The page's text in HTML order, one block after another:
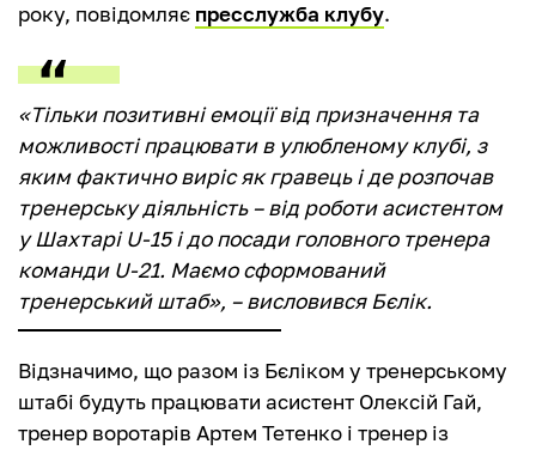
року, повідомляє пресслужба клубу.
«Тільки позитивні емоції від призначення та
можливості працювати в улюбленому клубі, з
яким фактично виріс як гравець і де розпочав
тренерську діяльність – від роботи асистентом
у Шахтарі U-15 і до посади головного тренера
команди U-21. Маємо сформований
тренерський штаб», – висловився Бєлік.
Відзначимо, що разом із Бєліком у тренерському
штабі будуть працювати асистент Олексій Гай,
тренер воротарів Артем Тетенко і тренер із